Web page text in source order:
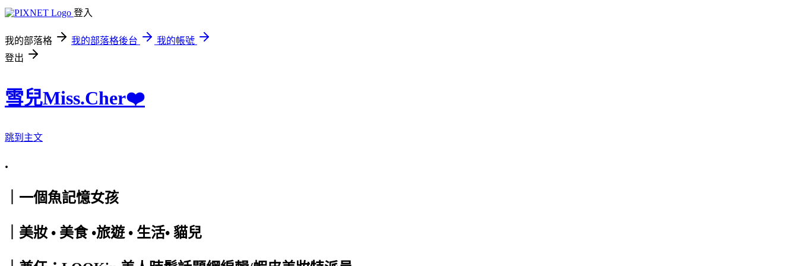
登入
我的部落格 我的部落格後台
我的帳號
登出
雪兒Miss.Cher❤️
跳到主文
.
｜一個魚記憶女孩
｜美妝 • 美食 •旅遊 • 生活• 貓兒